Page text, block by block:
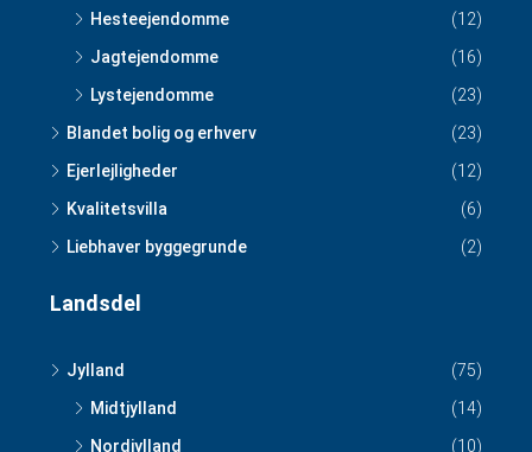
Hesteejendomme
(12)
Jagtejendomme
(16)
Lystejendomme
(23)
Blandet bolig og erhverv
(23)
Ejerlejligheder
(12)
Kvalitetsvilla
(6)
Liebhaver byggegrunde
(2)
Landsdel
Jylland
(75)
Midtjylland
(14)
Nordjylland
(10)